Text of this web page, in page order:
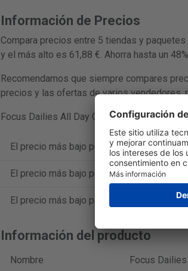
Información de Precios
Compara precios entre 5 tiendas y
y el más alto es 61,88 €. Ahorra hasta un
Recomendamos que siempre compares
precios y las ofertas de varios vendedores,
Focus Dailies All Day Comfort se vende en
El precio más bajo para Focus Dailies All
El precio más bajo para Focus Dailies All
El precio más bajo para Focus Dailies All
Información del producto
Nombre Focus